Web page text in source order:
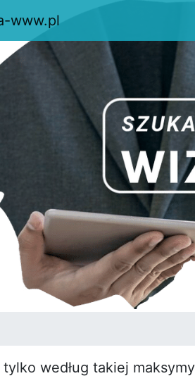
według takiej
www.pl